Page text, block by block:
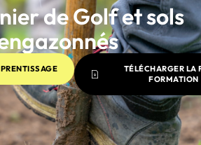
de Golf et sols
TÉLÉCHARGER LA
FORMATION